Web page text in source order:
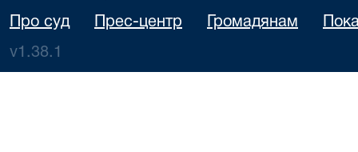
Про суд Прес-центр Громадянам
v1.38.1